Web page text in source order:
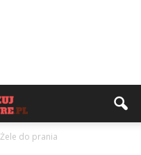
Żele do prania